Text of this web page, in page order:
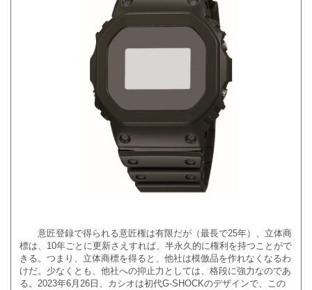
意匠登録で得られる意匠権は有限だが（最長で25年）、立体商
標は、10年ごとに更新さえすれば、半永久的に権利を持つことがで
きる。つまり、立体商標を得ると、他社は模倣品を作れなくなるわ
けだ。少なくとも、他社への抑止力としては、格段に強力なのであ
る。2023年6月26日、カシオは初代G-SHOCKのデザインで、この